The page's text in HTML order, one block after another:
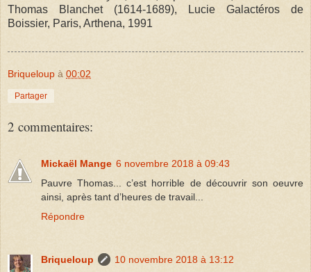
Thomas Blanchet (1614-1689), Lucie Galactéros de
Boissier, Paris, Arthena, 1991
Briqueloup à 00:02
Partager
2 commentaires:
Mickaël Mange 6 novembre 2018 à 09:43
Pauvre Thomas... c’est horrible de découvrir son oeuvre
ainsi, après tant d’heures de travail...
Répondre
Briqueloup
10 novembre 2018 à 13:12